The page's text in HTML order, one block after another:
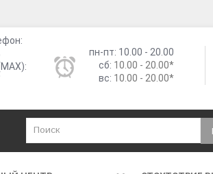
пн-пт: 10.00 - 20.00
сб: 10.00 - 20.00*
вс: 10.00 - 20.00*